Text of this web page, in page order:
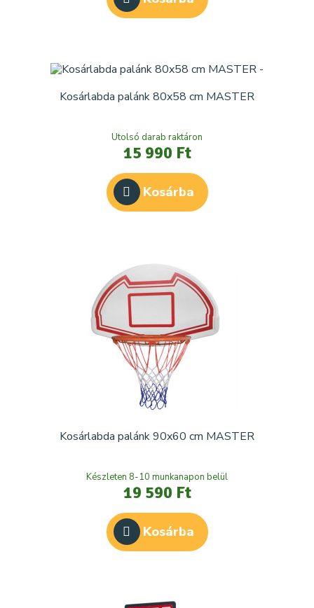
Kosárlabda palánk 80x58 cm MASTER
Utolsó darab raktáron
15 990 Ft
Kosárba
Kosárlabda palánk 90x60 cm MASTER
Készleten 8-10 munkanapon belül
19 590 Ft
Kosárba